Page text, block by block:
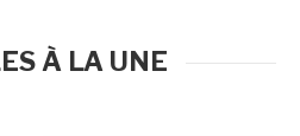
À LA UNE